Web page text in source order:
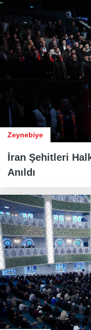
Zeynebiye
İran Şehitleri
Anıldı